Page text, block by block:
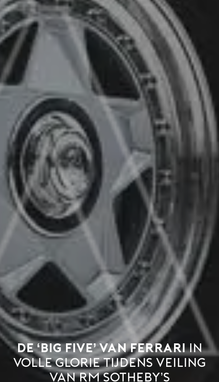
De ‘Big Five’ van Ferrariin
volle glorie tijdens veiling
van RM Sotheby’s